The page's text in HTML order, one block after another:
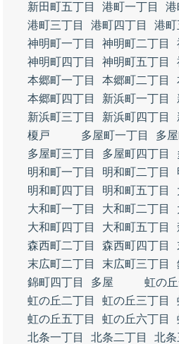
新田町五丁目
港町一丁目
港
港町三丁目
港町四丁目 港町
神明町一丁目
神明町二丁目
神明町四丁目
神明町五丁目
本郷町一丁目
本郷町二丁目
本郷町四丁目
新浜町一丁目
新浜町三丁目
新浜町四丁目
榎戸
多屋町一丁目
多
多屋町三丁目
多屋町四丁目
明和町一丁目
明和町二丁目
明和町四丁目
明和町五丁目
大和町一丁目
大和町二丁目
大和町四丁目
大和町五丁目
森西町二丁目
森西町四丁目
末広町二丁目
末広町三丁目
錦町四丁目
多屋
虹の
虹の丘二丁目
虹の丘三丁目
虹の丘五丁目
虹の丘六丁目
北条一丁目
北条二丁目 北条